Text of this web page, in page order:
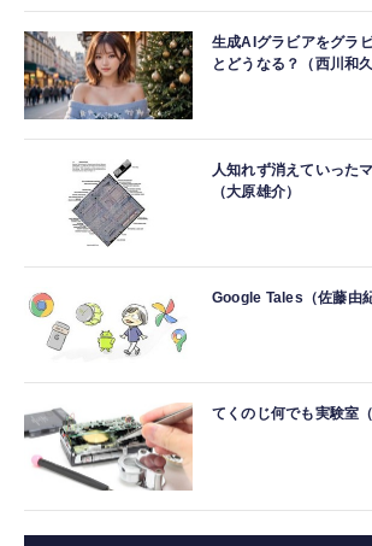
生成AIグラビアをグラ
とどうなる？（西川和久
人知れず消えていった
（大原雄介）
Google Tales（佐藤由
てくのじ何でも実験室